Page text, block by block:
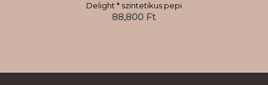
Delight * szintetikus pepi
88,800 Ft